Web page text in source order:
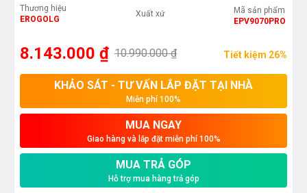
Thương hiệu
EROGOLG
Xuất xứ
Mã sản phẩm
EPV9070PRO
8.143.000 ₫ 10.990.000 ₫ Tiết kiệm 26%
KHẢO SÁT - TƯ VẤN LẮP ĐẶT TẠI NHÀ
Miễn phí 100%
MUA NGAY
Giao hàng và lắp đặt miễn phí 100%
MUA TRẢ GÓP
Hỗ trợ mua hàng trả góp